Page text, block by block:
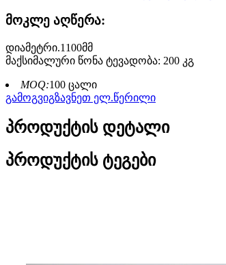
მოკლე აღწერა:
დიამეტრი.1100მმ
მაქსიმალური წონა ტევადობა: 200 კგ
MOQ:100 ცალი
გამოგვიგზავნეთ ელ.წერილი
პროდუქტის დეტალი
პროდუქტის ტეგები